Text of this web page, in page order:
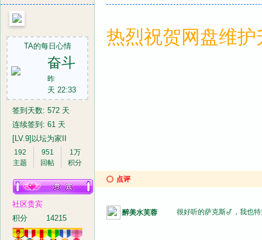
TA的每日心情
奋斗
昨
天 22:33
签到天数: 572 天
连续签到: 61 天
[LV.9]以坛为家II
192
主题
951
回帖
1万
积分
社区贵宾
积分
14215
热烈祝贺网盘维护
点评
醉美水芙蓉 很好听的萨克斯🎷，我也